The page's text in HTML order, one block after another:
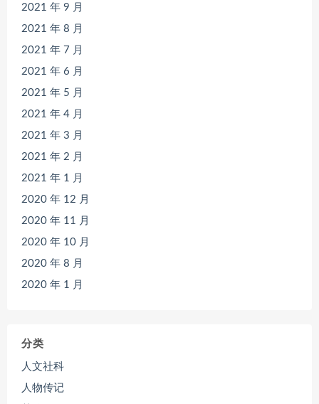
2021 年 9 月
2021 年 8 月
2021 年 7 月
2021 年 6 月
2021 年 5 月
2021 年 4 月
2021 年 3 月
2021 年 2 月
2021 年 1 月
2020 年 12 月
2020 年 11 月
2020 年 10 月
2020 年 8 月
2020 年 1 月
分类
人文社科
人物传记